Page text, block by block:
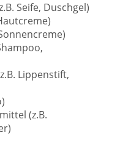
Seife, Duschgel)
Lippenstift,
(z.B.